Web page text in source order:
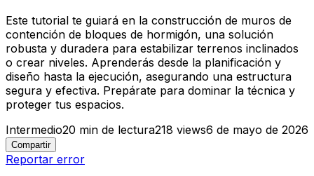
Este tutorial te guiará en la construcción de muros de
contención de bloques de hormigón, una solución
robusta y duradera para estabilizar terrenos inclinados
o crear niveles. Aprenderás desde la planificación y
diseño hasta la ejecución, asegurando una estructura
segura y efectiva. Prepárate para dominar la técnica y
proteger tus espacios.
Intermedio20 min de lectura218 views6 de mayo de 2026
Compartir
Reportar error